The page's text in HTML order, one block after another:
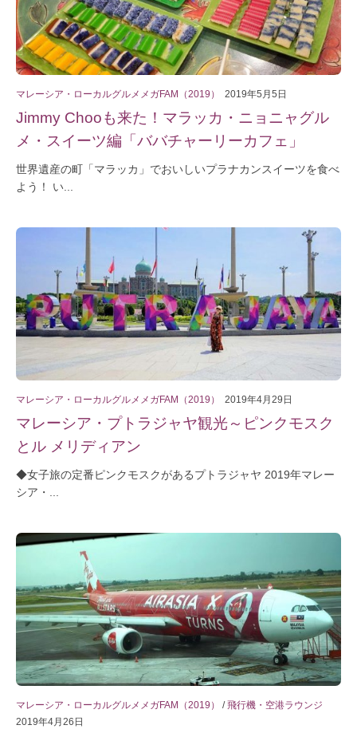
マレーシア・ローカルグルメメガFAM（2019） 2019年5月5日
Jimmy Chooも来た！マラッカ・ニョニャグル
メ・スイーツ編「ババチャーリーカフェ」
世界遺産の町「マラッカ」でおいしいプラナカンスイーツを食べ
よう！ い...
マレーシア・ローカルグルメメガFAM（2019） 2019年4月29日
マレーシア・プトラジャヤ観光～ピンクモスク
とル メリディアン
◆女子旅の定番ピンクモスクがあるプトラジャヤ 2019年マレー
シア・...
マレーシア・ローカルグルメメガFAM（2019） /飛行機・空港ラウンジ
2019年4月26日